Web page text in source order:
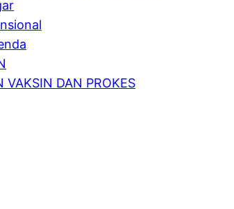
VAKSIN DAN PROKES